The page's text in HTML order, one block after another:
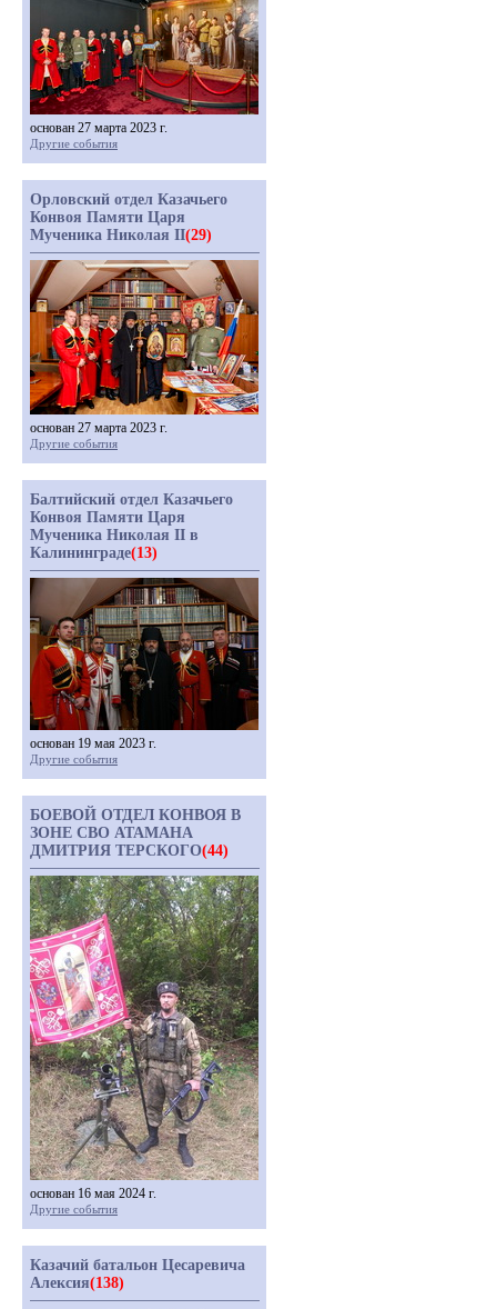
основан 27 марта 2023 г.
Другие события
Орловский отдел Казачьего
Конвоя Памяти Царя
Мученика Николая II(29)
основан 27 марта 2023 г.
Другие события
Балтийский отдел Казачьего
Конвоя Памяти Царя
Мученика Николая II в
Калининграде(13)
основан 19 мая 2023 г.
Другие события
БОЕВОЙ ОТДЕЛ КОНВОЯ В
ЗОНЕ СВО АТАМАНА
ДМИТРИЯ ТЕРСКОГО(44)
основан 16 мая 2024 г.
Другие события
Казачий батальон Цесаревича
Алексия(138)